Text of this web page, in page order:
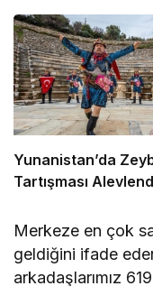
Yunanistan’da
Tartışması
Merkeze en çok
geldiğini ifade
arkadaşlarımız